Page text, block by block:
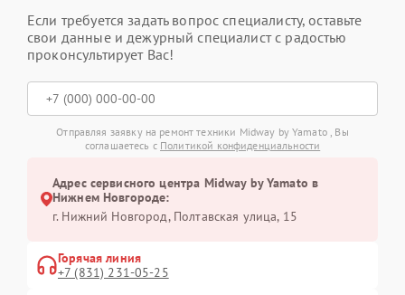
Если требуется задать вопрос специалисту, оставьте
свои данные и дежурный специалист с радостью
проконсультирует Вас!
Отправляя заявку на ремонт техники Midway by Yamato , Вы
соглашаетесь с Политикой конфиденциальности
Адрес сервисного центра Midway by Yamato в
Нижнем Новгороде:
г. Нижний Новгород, Полтавская улица, 15
Горячая линия
+7 (831) 231-05-25